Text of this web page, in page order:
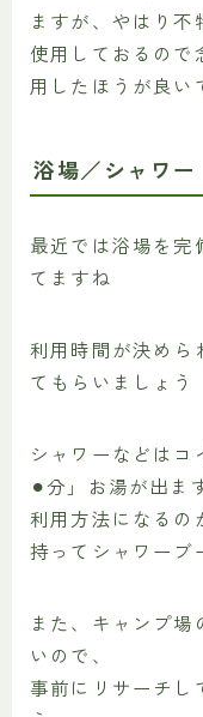
ますが、やはり不
使用しておるので
用したほうが良い
浴場／シャワー
最近では浴場を完
てますね
利用時間が決めら
てもらいましょう
シャワーなどはコ
⚫︎分」お湯が出ま
利用方法になるの
持ってシャワーブ
また、キャンプ
いので、
事前にリサーチし